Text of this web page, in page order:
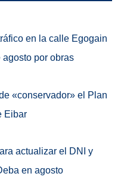
en la calle Egogain
por obras
«conservador» el Plan
Eibar
actualizar el DNI y
en agosto